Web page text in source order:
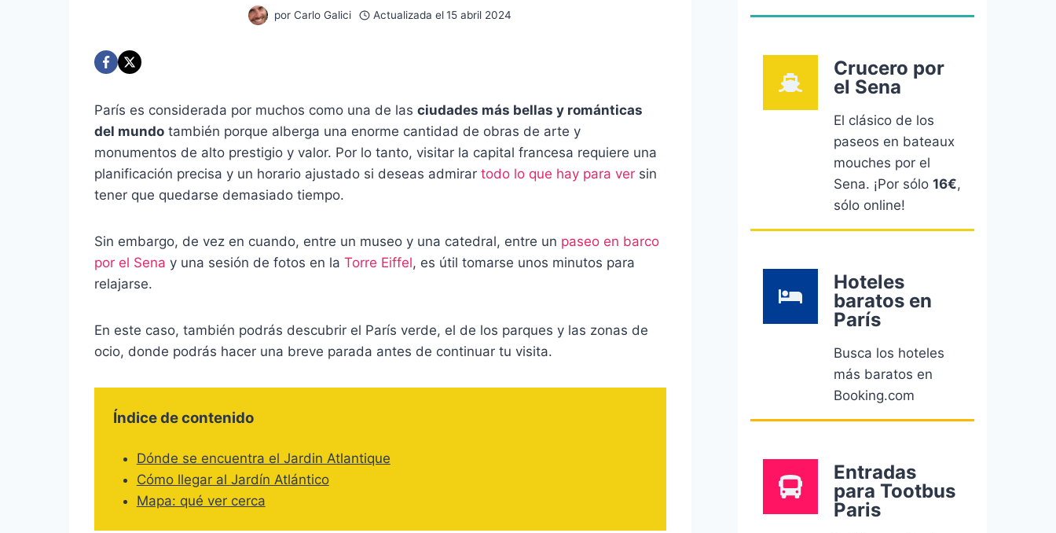
por Carlo Galici Actualizada el 15 abril 2024
París es considerada por muchos como una de las ciudades más bellas y románticas
del mundo también porque alberga una enorme cantidad de obras de arte y
monumentos de alto prestigio y valor. Por lo tanto, visitar la capital francesa requiere una
planificación precisa y un horario ajustado si deseas admirar todo lo que hay para ver sin
tener que quedarse demasiado tiempo.
Sin embargo, de vez en cuando, entre un museo y una catedral, entre un paseo en barco
por el Sena y una sesión de fotos en la Torre Eiffel, es útil tomarse unos minutos para
relajarse.
En este caso, también podrás descubrir el París verde, el de los parques y las zonas de
ocio, donde podrás hacer una breve parada antes de continuar tu visita.
Índice de contenido
Dónde se encuentra el Jardin Atlantique
Cómo llegar al Jardín Atlántico
Mapa: qué ver cerca
Crucero por
el Sena
El clásico de los
paseos en bateaux
mouches por el
Sena. ¡Por sólo16€,
sólo online!
Hoteles
baratos en
París
Busca los hoteles
más baratos en
Booking.com
Entradas
para Tootbus
Paris